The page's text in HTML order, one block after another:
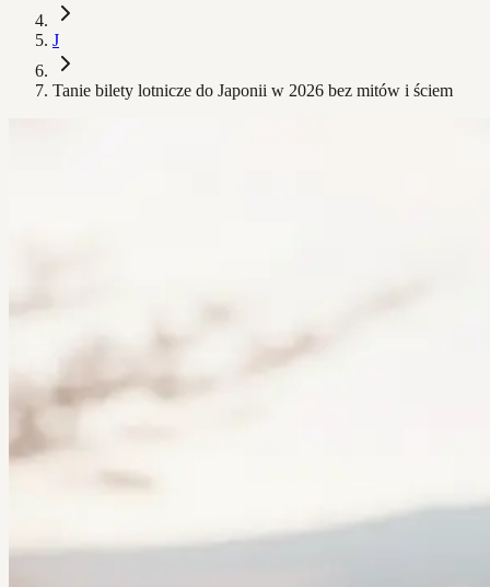
J
Tanie bilety lotnicze do Japonii w 2026 bez mitów i ściem